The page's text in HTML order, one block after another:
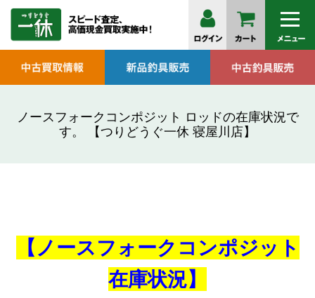
ノースフォークコンポジット ロッドの在庫状況で
す。 【つりどうぐ一休 寝屋川店】
【ノースフォークコンポジット
在庫状況】